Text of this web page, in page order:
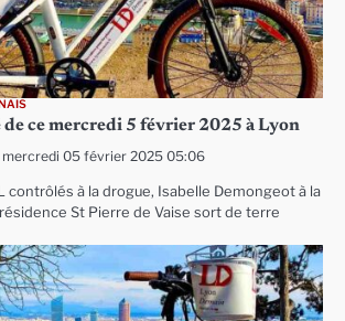
de ce mercredi 5 février 2025 à Lyon
mercredi 05 février 2025 05:06
contrôlés à la drogue, Isabelle Demongeot à la
St Pierre de Vaise sort de terre